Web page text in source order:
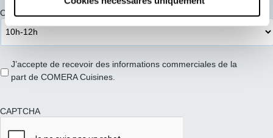
Créneau de préférence pour votre RDV
J’accepte de recevoir des informations commerciales de la
part de COMERA Cuisines.
CAPTCHA